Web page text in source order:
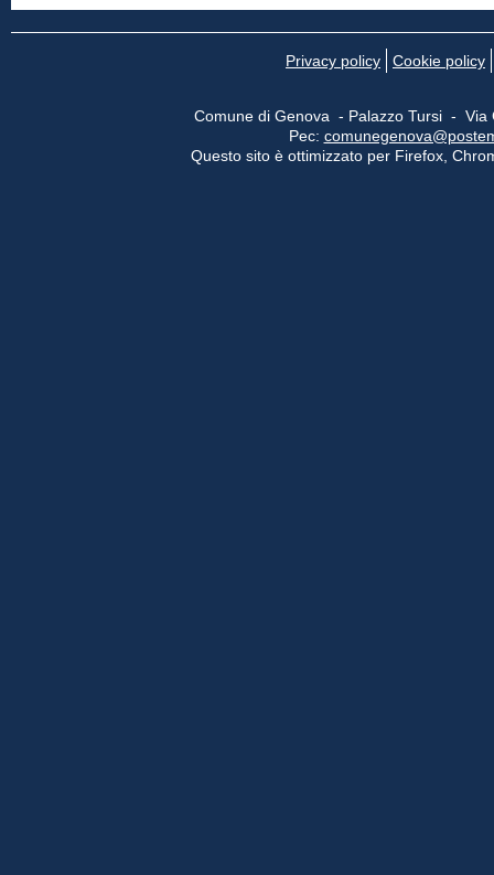
Privacy policy Cookie policy
Comune di Genova - Palazzo Tursi -
Pec:
Questo sito è ottimizzato per Firefox,